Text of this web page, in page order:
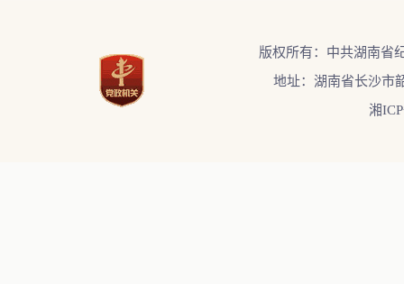
版权所有：中共湖南省
地址：湖南省长沙市
湘